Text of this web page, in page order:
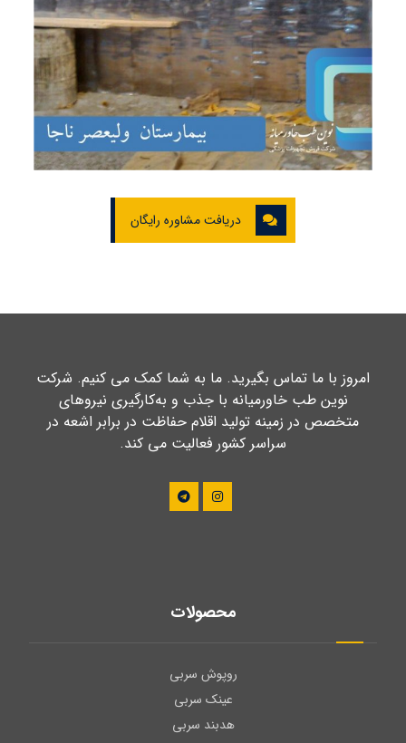
دریافت مشاوره رایگان
امروز با ما تماس بگیرید. ما به شما کمک می کنیم. شرکت
نوین طب خاورمیانه با جذب و به‌کارگیری نیروهای
متخصص در زمینه تولید اقلام حفاظت در برابر اشعه در
سراسر کشور فعالیت می کند.
محصولات
روپوش سربی
عینک سربی
هدبند سربی